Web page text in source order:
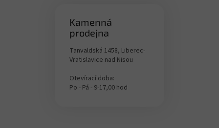
Kamenná
prodejna
Tanvaldská 1458, Liberec-
Vratislavice nad Nisou
Otevírací doba:
Po - Pá - 9-17,00 hod